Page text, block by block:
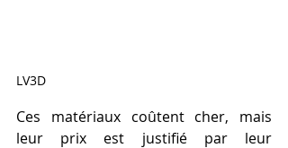
LV3D
Ces matériaux coûtent cher, mais